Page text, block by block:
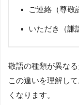
ご連絡（尊敬
いただき（謙
敬語の種類が異な
この違いを理解し
くなります。